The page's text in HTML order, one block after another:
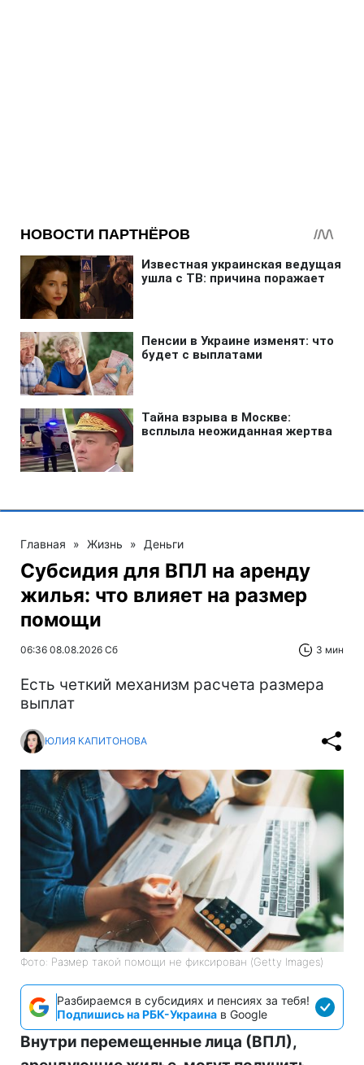
Главная » Жизнь » Деньги
Субсидия для ВПЛ на аренду
жилья: что влияет на размер
помощи
06:36 08.08.2026 Сб 3 мин
Есть четкий механизм расчета размера
выплат
ЮЛИЯ КАПИТОНОВА
Фото: Размер такой помощи не фиксирован (Getty Images)
Разбираемся в субсидиях и пенсиях за тебя!
Подпишись на РБК-Украина в Google
Внутри перемещенные лица (ВПЛ),